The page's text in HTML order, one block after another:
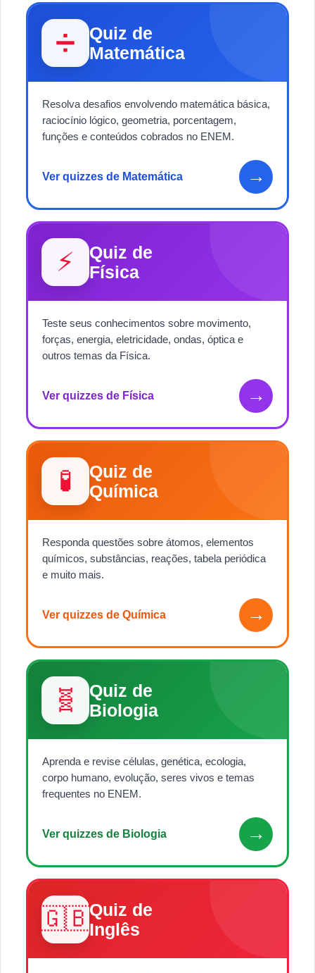
➗
Quiz de
Matemática
Resolva desafios envolvendo matemática básica,
raciocínio lógico, geometria, porcentagem,
funções e conteúdos cobrados no ENEM.
Ver quizzes de Matemática →
⚡
Quiz de
Física
Teste seus conhecimentos sobre movimento,
forças, energia, eletricidade, ondas, óptica e
outros temas da Física.
Ver quizzes de Física →
🧪
Quiz de
Química
Responda questões sobre átomos, elementos
químicos, substâncias, reações, tabela periódica
e muito mais.
Ver quizzes de Química →
🧬
Quiz de
Biologia
Aprenda e revise células, genética, ecologia,
corpo humano, evolução, seres vivos e temas
frequentes no ENEM.
Ver quizzes de Biologia →
🇬🇧Quiz de
Inglês